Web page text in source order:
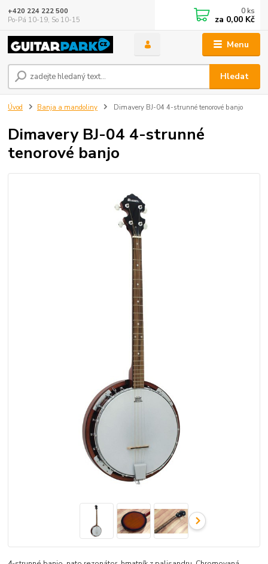
Menu
Hledat
+420 224 222 500
Po-Pá 10-19, So 10-15
0 ks
za 0,00 Kč
Úvod Banja a mandoliny Dimavery BJ-04 4-strunné tenorové banjo
Dimavery BJ-04 4-strunné
tenorové banjo